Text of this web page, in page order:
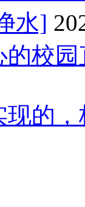
水]
的校
的